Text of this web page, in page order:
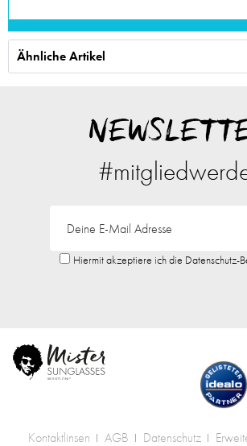
Ähnliche Artikel
Hiermit akzeptiere ich die Datenschutz-
Kontaktlinsen AGB Datenschutz